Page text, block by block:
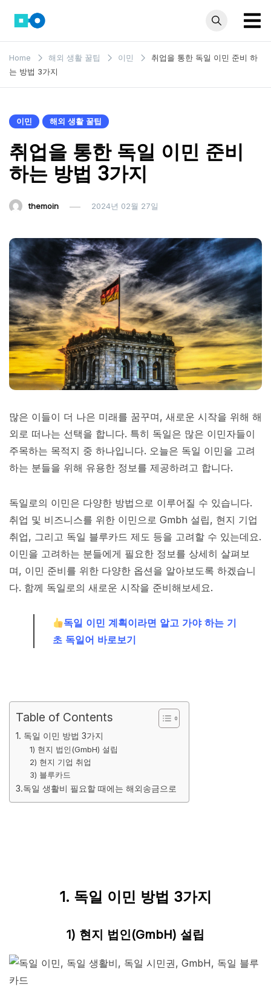
content
모인 해
외송금
까지 꼭 알아야 할
Home 해외 생활 꿀팁 이민
취업을 통한 독일 이민 준비 하
는 방법 3가지
이민 해외 생활 꿀팁
취업을 통한 독일 이민 준비
하는 방법 3가지
themoin 2024년 02월 27일
많은 이들이 더 나은 미래를 꿈꾸며, 새로운 시작을 위해 해
외로 떠나는 선택을 합니다. 특히 독일은 많은 이민자들이
주목하는 목적지 중 하나입니다. 오늘은 독일 이민을 고려
하는 분들을 위해 유용한 정보를 제공하려고 합니다.
독일로의 이민은 다양한 방법으로 이루어질 수 있습니다.
취업 및 비즈니스를 위한 이민으로 Gmbh 설립, 현지 기업
취업, 그리고 독일 블루카드 제도 등을 고려할 수 있는데요.
이민을 고려하는 분들에게 필요한 정보를 상세히 살펴보
며, 이민 준비를 위한 다양한 옵션을 알아보도록 하겠습니
다. 함께 독일로의 새로운 시작을 준비해보세요.
독일 이민 계획이라면 알고 가야 하는 기
초 독일어 바로보기
Table of Contents
1. 독일 이민 방법 3가지
1) 현지 법인(GmbH) 설립
2) 현지 기업 취업
3) 블루카드
3.독일 생활비 필요할 때에는 해외송금으로
1. 독일 이민 방법 3가지
1) 현지 법인(GmbH) 설립